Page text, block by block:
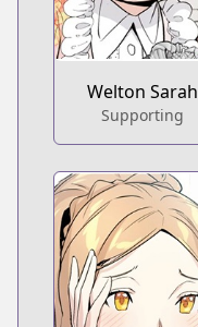
Welton Sarah
Supporting